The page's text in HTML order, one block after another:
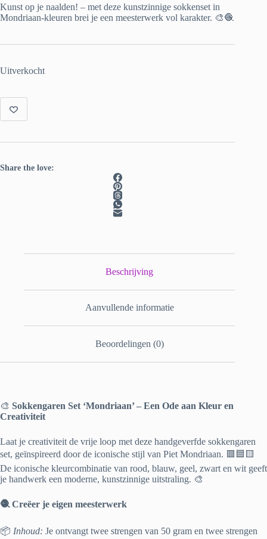
Kunst op je naalden! – met deze kunstzinnige sokkenset in
Mondriaan-kleuren brei je een meesterwerk vol karakter. 🎨🧶
Uitverkocht
Share the love:
Beschrijving
Aanvullende informatie
Beoordelingen (0)
🎨 Sokkengaren Set ‘Mondriaan’ – Een Ode aan Kleur en
Creativiteit
Laat je creativiteit de vrije loop met deze handgeverfde sokkengaren
set, geïnspireerd door de iconische stijl van Piet Mondriaan. 🟥🟦🟨
De iconische kleurcombinatie van rood, blauw, geel, zwart en wit geeft
je handwerk een moderne, kunstzinnige uitstraling. 🎨
🧶 Creëer je eigen meesterwerk
📦 Inhoud: Je ontvangt twee strengen van 50 gram en twee strengen